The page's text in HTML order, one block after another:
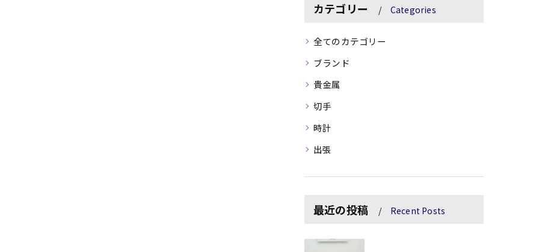
カテゴリー Categories
全てのカテゴリー
ブランド
貴金属
切手
時計
出張
最近の投稿 Recent Posts